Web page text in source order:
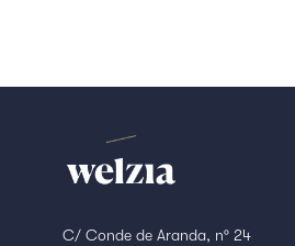
C/ Conde de Aranda, nº 24